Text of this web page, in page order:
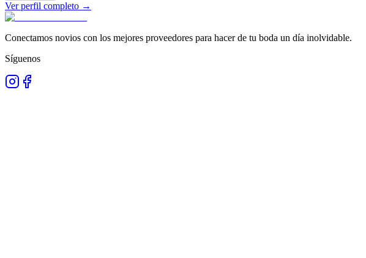
Ver perfil completo →
Conectamos novios con los mejores proveedores para hacer de tu boda un día inolvidable.
Síguenos